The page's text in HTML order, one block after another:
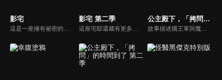
影宅
這是一座擁有祕密的宅邸——聳立在懸崖上的巨大宅邸——「影宅」裡頭住著模仿貴族舉止，沒有臉的一族人「影家人」。以及他們的「臉」，負責服侍影家人的「活人偶」。某天，一名「活人偶」來到「影家」一族的少女凱特身邊，就此展開「影子」與「人偶」之間不可思議的日常生活。世界奇妙的哥德式懸疑故事，終於迎來動畫版！
影宅 第二季
這座宅邸還藏有更多的秘密———結束「公開亮相」後，凱特、艾蜜莉可以及同期的三組成為成人開始了新生活。「影宅」的謎題尚未解明，兒童棟卻發生了新事件。遭到戴星者懷疑為叛徒的凱特與艾蜜莉可一同開始追查嫌犯——長袍神祕人的真實身分。究竟神秘人的真正目的是什麼……？
公主殿下，「拷問」的時間到了
故事描述國王軍與魔王軍展開衝突已有數載。既是王女也是國王軍第三騎士團「騎士團長」的公主，如今成為了魔王軍的階下囚！而等待公主的則是超乎想像的各種拷問──!?最殘酷的拷問時間即將開始!!